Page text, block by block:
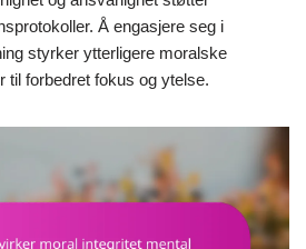
Å engasjere seg i
styrker ytterligere moralske
til forbedret fokus og ytelse.